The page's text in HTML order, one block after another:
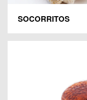
SOCORRITOS